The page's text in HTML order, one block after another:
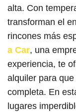
alta. Con
transforman el
rincones más
a Car, una
experiencia, te
alquiler para
completa. En
lugares